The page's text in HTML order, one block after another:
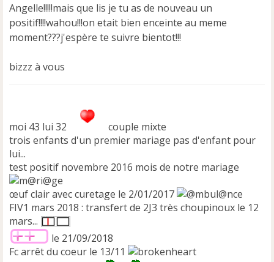
Angelle!!!!!mais que lis je tu as de nouveau un
positif!!!!wahou!!!on etait bien enceinte au meme
moment???j'espère te suivre bientot!!!
bizzz à vous
moi 43 lui 32
couple mixte
trois enfants d'un premier mariage pas d'enfant pour
lui...
test positif novembre 2016 mois de notre mariage
œuf clair avec curetage le 2/01/2017
FIV1 mars 2018 : transfert de 2J3 très choupinoux le 12
mars...
le 21/09/2018
Fc arrêt du coeur le 13/11